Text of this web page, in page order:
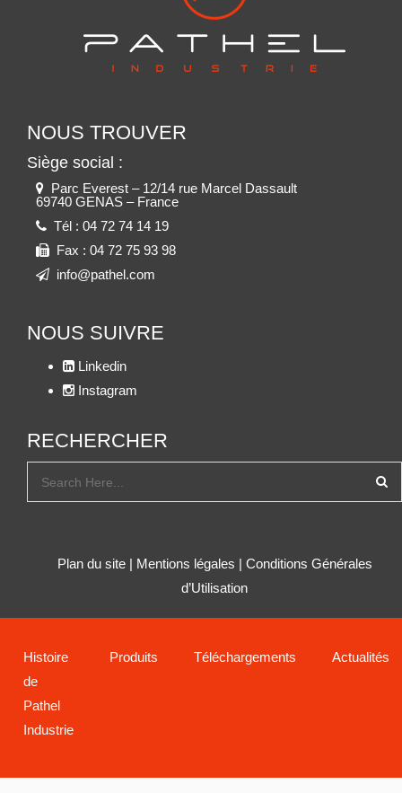
NOUS TROUVER
Siège social :
Parc Everest – 12/14 rue Marcel Dassault
69740 GENAS – France
Tél : 04 72 74 14 19
Fax : 04 72 75 93 98
info@pathel.com
NOUS SUIVRE
Linkedin
Instagram
RECHERCHER
Plan du site| Mentions légales | Conditions Générales
d’Utilisation
Histoire
de
Pathel
Industrie
Produits Téléchargements Actualités